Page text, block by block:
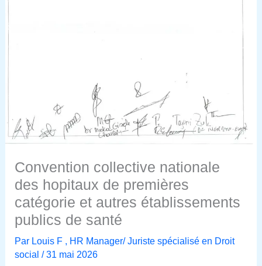
Convention collective nationale
des hopitaux de premières
catégorie et autres établissements
publics de santé
Par Louis F , HR Manager/ Juriste spécialisé en Droit
social /31 mai 2026